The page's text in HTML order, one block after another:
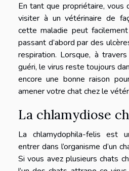
En tant que propriétaire, vous
visiter à un vétérinaire de
cette maladie peut
passant d’abord par des
respiration. Lorsque, à
guéri, le virus reste toujours
encore une bonne raison
amener votre chat chez le
La chlamydiose
La chlamydophila-felis est
entrer dans l’organisme d’un
Si vous avez plusieurs chats